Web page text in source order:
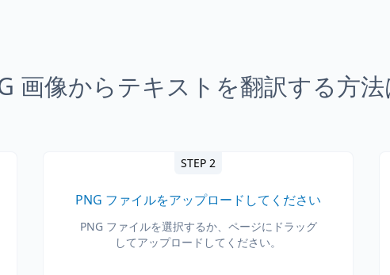
画像からテキストを翻訳する方法
STEP 2
PNG ファイルをアップロードしてください
PNG ファイルを選択するか、ページにドラッグ
してアップロードしてください。